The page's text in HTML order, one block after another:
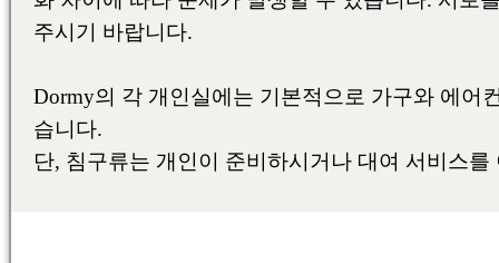
NAGOYA/CHIKUSA/